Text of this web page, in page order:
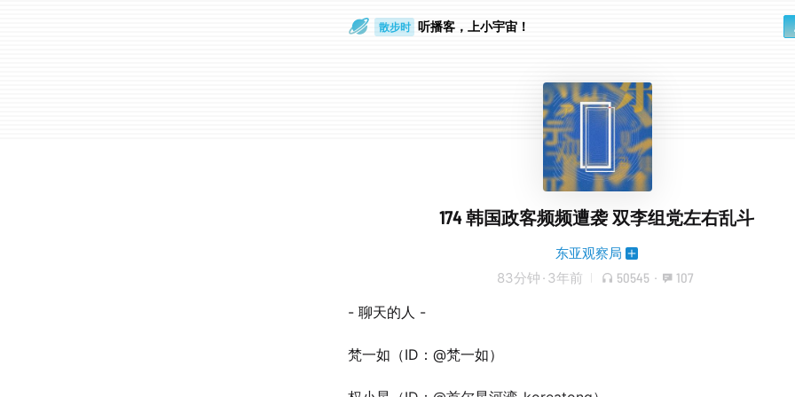
通勤路上听播客，上小宇宙！
174 韩国政客频频遭袭 双李组党左右乱斗
东亚观察局
83分钟 · 3年前 50545 · 107
- 聊天的人 -
梵一如（ID：@梵一如）